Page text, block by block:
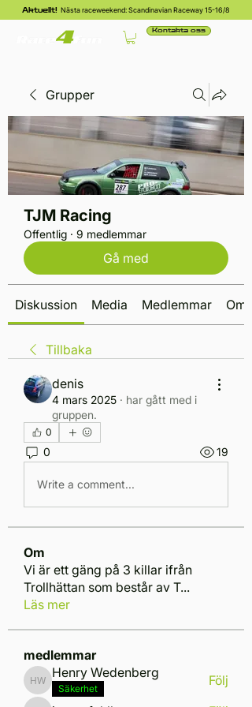
Aktuellt! Nästa raceweekend: Scandinavian Raceway 15-16/8
Kontakta oss
Grupper
TJM Racing
Offentlig · 9 medlemmar
Gå med
Diskussion Media Medlemmar Om
Tillbaka
denis
4 mars 2025 · har gått med i
gruppen.
0
0 19
Write a comment...
Om
Vi är ett gäng på 3 killar ifrån
Trollhättan som består av T...
Läs mer
medlemmar
Henry Wedenberg
Henry Wedenberg
Säkerhet
Följ